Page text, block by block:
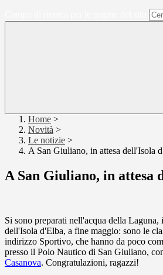
Home >
Novità >
Le notizie >
A San Giuliano, in attesa dell'Isola
A San Giuliano, in attesa
Si sono preparati nell'acqua della Laguna,
dell'Isola d'Elba, a fine maggio: sono le
indirizzo Sportivo, che hanno da poco
presso il Polo Nautico di San Giuliano,
Casanova. Congratulazioni, ragazzi!